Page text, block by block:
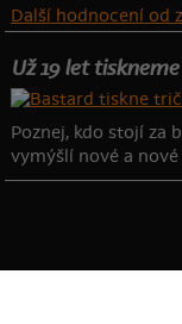
Další hodnocení od
Už 19 let
Poznej, kdo stojí za
vymýšlí nové a